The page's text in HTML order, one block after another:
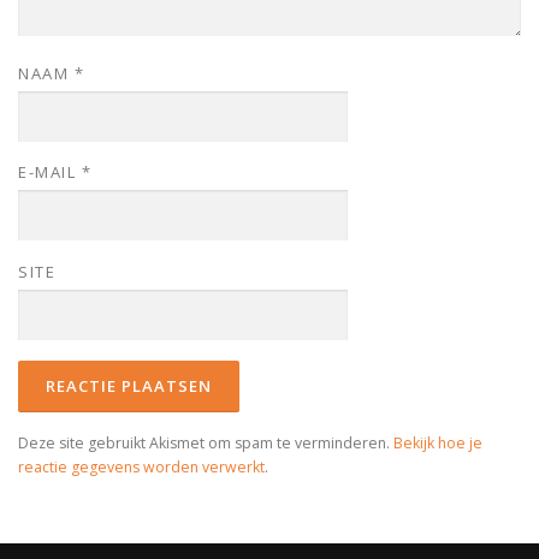
NAAM *
E-MAIL *
SITE
Deze site gebruikt Akismet om spam te verminderen. Bekijk hoe je
reactie gegevens worden verwerkt.